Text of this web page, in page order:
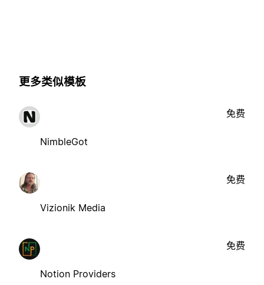
更多类似模板
NimbleGot
免费
Vizionik Media
免费
Notion Providers
免费